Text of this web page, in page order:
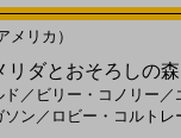
メリカ）
リダとおそろしの
ド ／ ビリー・コノリー ／
ソン ／ ロビー・コルト